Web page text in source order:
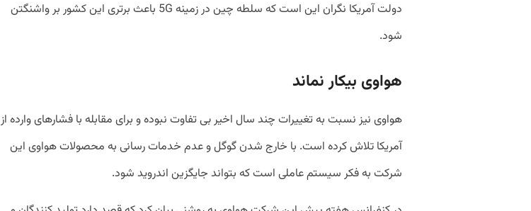
دولت آمریکا نگران این است که سلطه چین در زمینه 5G باعث برتری این کشور بر واشنگتن
شود.
هواوی بیکار نماند
هواوی نیز نسبت به تغییرات چند سال اخیر بی تفاوت نبوده و برای مقابله با فشارهای وارده از
آمریکا تلاش کرده است. با خارج شدن گوگل و عدم خدمات رسانی به محصولات هواوی این
شرکت به فکر سیستم عاملی است که بتواند جایگزین اندروید شود.